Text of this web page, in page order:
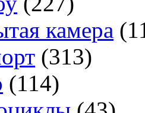
камера
(313)
(114)